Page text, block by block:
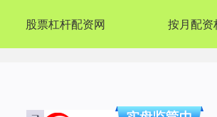
股票杠杆配资网 按月配资